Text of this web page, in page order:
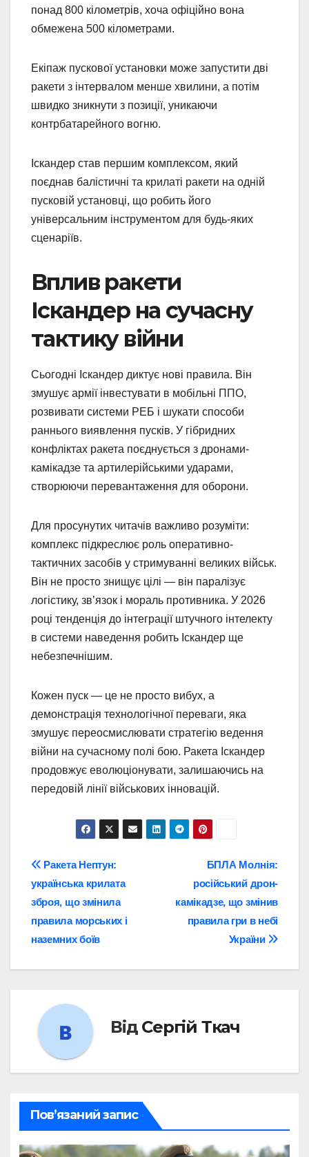
понад 800 кілометрів, хоча офіційно вона
обмежена 500 кілометрами.
Екіпаж пускової установки може запустити дві
ракети з інтервалом менше хвилини, а потім
швидко зникнути з позиції, уникаючи
контрбатарейного вогню.
Іскандер став першим комплексом, який
поєднав балістичні та крилаті ракети на одній
пусковій установці, що робить його
універсальним інструментом для будь-яких
сценаріїв.
Вплив ракети
Іскандер на сучасну
тактику війни
Сьогодні Іскандер диктує нові правила. Він
змушує армії інвестувати в мобільні ППО,
розвивати системи РЕБ і шукати способи
раннього виявлення пусків. У гібридних
конфліктах ракета поєднується з дронами-
камікадзе та артилерійськими ударами,
створюючи перевантаження для оборони.
Для просунутих читачів важливо розуміти:
комплекс підкреслює роль оперативно-
тактичних засобів у стримуванні великих військ.
Він не просто знищує цілі — він паралізує
логістику, зв’язок і мораль противника. У 2026
році тенденція до інтеграції штучного інтелекту
в системи наведення робить Іскандер ще
небезпечнішим.
Кожен пуск — це не просто вибух, а
демонстрація технологічної переваги, яка
змушує переосмислювати стратегію ведення
війни на сучасному полі бою. Ракета Іскандер
продовжує еволюціонувати, залишаючись на
передовій лінії військових інновацій.
Навігація
записів
БПЛА Молнія:
російський дрон-
камікадзе, що змінив
правила гри в небі
України
Ракета Нептун:
українська крилата
зброя, що змінила
правила морських і
наземних боїв
Від Сергій Ткач
Пов’язаний запис